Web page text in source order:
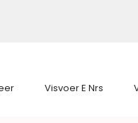
Visvoer E Nrs